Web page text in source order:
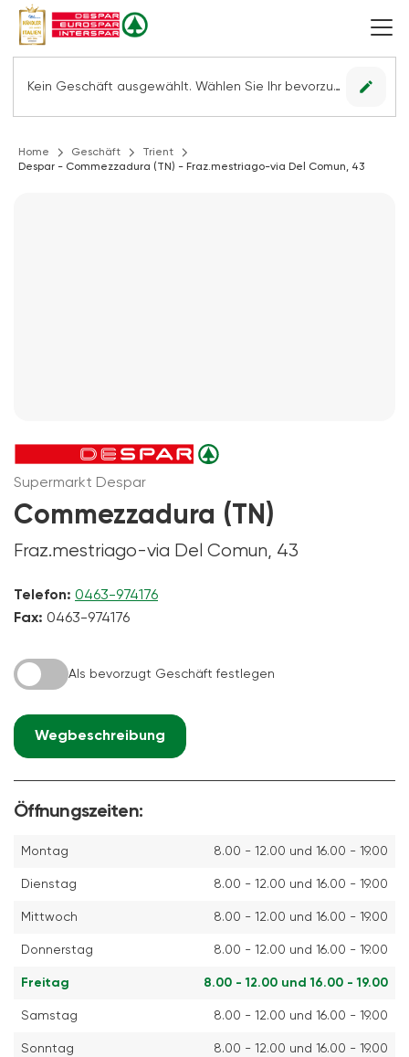
Kein Geschäft ausgewählt. Wählen Sie Ihr bevorzugtes Geschäft, um alle Angebote sehen zu können. edit
Home Geschäft
Trient
Despar - Commezzadura (TN) - Fraz.mestriago-via Del Comun, 43
Supermarkt Despar
Commezzadura (TN)
Fraz.mestriago-via Del Comun, 43
Telefon: 0463-974176
Fax: 0463-974176
Als bevorzugt Geschäft festlegen
Wegbeschreibung
Öffnungszeiten:
Montag 8.00 - 12.00 und 16.00 - 19.00
Dienstag 8.00 - 12.00 und 16.00 - 19.00
Mittwoch 8.00 - 12.00 und 16.00 - 19.00
Donnerstag 8.00 - 12.00 und 16.00 - 19.00
Freitag 8.00 - 12.00 und 16.00 - 19.00
Samstag 8.00 - 12.00 und 16.00 - 19.00
Sonntag 8.00 - 12.00 und 16.00 - 19.00